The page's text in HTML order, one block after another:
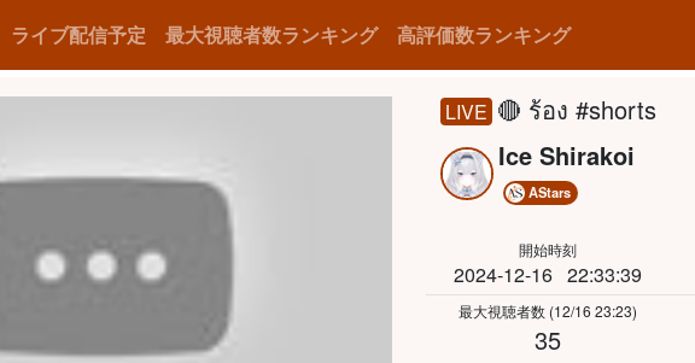
ライブ配信予定 最大視聴者数ランキング 高評価数ランキング
LIVE 🔴 ร้อง #shorts
Ice Shirakoi
AStars
開始時刻
2024-12-16 22:33:39
最大視聴者数 (12/16 23:23)
35